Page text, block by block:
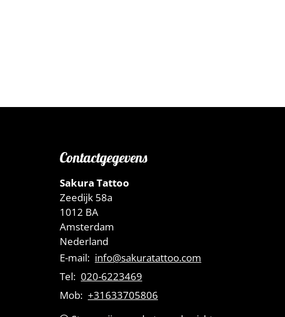
Contactgegevens
Sakura Tattoo
Zeedijk 58a
1012 BA
Amsterdam
Nederland
E-mail: info@sakuratattoo.com
Tel: 020-6223469
Mob: +31633705806